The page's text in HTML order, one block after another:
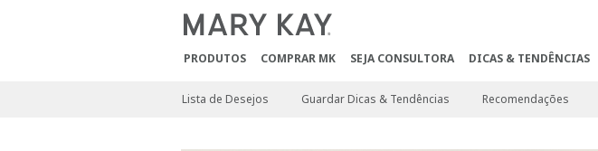
PRODUTOS COMPRAR MK SEJA CONSULTORA DICAS & TENDÊNCIAS
Lista de Desejos Guardar Dicas & Tendências Recomendações